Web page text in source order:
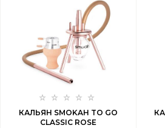
КАЛЬЯН SMOKAH TO GO
CLASSIC ROSE